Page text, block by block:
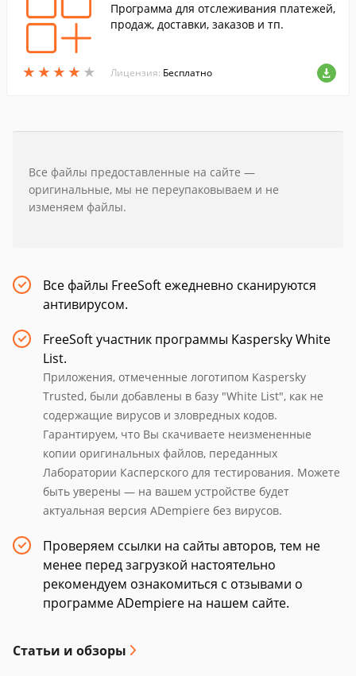
★ ★ ★ ★ ★
★ ★ ★ ★ ★
Программа для отслеживания платежей,
продаж, доставки, заказов и тп.
Лицензия: Бесплатно
Все файлы предоставленные на сайте —
оригинальные, мы не переупаковываем и не
изменяем файлы.
Все файлы FreeSoft ежедневно сканируются
антивирусом.
FreeSoft участник программы Kaspersky White
List.
Приложения, отмеченные логотипом Kaspersky
Trusted, были добавлены в базу "White List", как не
содержащие вирусов и зловредных кодов.
Гарантируем, что Вы скачиваете неизмененные
копии оригинальных файлов, переданных
Лаборатории Касперского для тестирования. Можете
быть уверены — на вашем устройстве будет
актуальная версия ADempiere без вирусов.
Проверяем ссылки на сайты авторов, тем не
менее перед загрузкой настоятельно
рекомендуем ознакомиться с отзывами о
программе ADempiere на нашем сайте.
Статьи и обзоры